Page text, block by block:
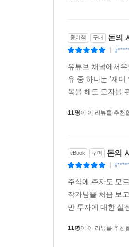
종이책 구매 돈의
유튜브 채널에서
유 중 하나는 '재미
목을 해도 모자를
11명이 이 리뷰를 추천
eBook 구매 돈의
주식에 주자도 모
작가님을 처음 보
만 투자에 대한 실
11명이 이 리뷰를 추천